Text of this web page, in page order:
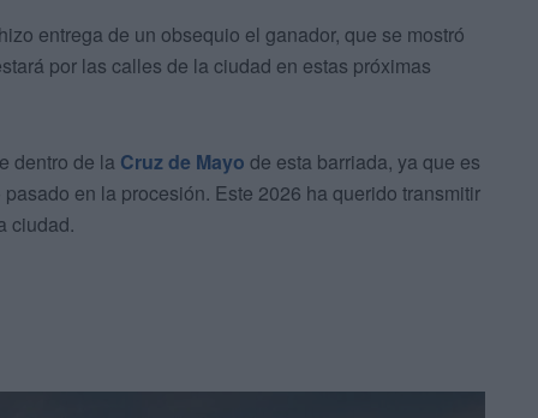
entrega de un obsequio el ganador, que se mostró
por las calles de la ciudad en estas próximas
dentro de la Cruz de Mayo de esta barriada, ya que es
en la procesión. Este 2026 ha querido transmitir
ciudad.